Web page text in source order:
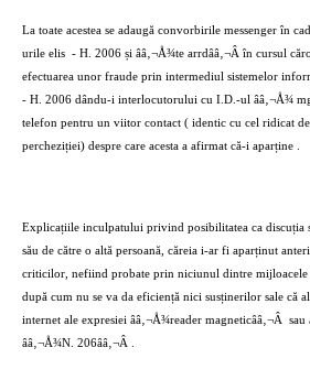
La toate acestea se adaugă convorbirile messenger în
urile elis - H. 2006 și ââ‚¬Å¾te arrdââ‚¬Â în cursul
efectuarea unor fraude prin intermediul sistemelor
- H. 2006 dându-i interlocutorului cu I.D.-ul ââ‚¬Å¾
telefon pentru un viitor contact ( identic cu cel ridicat
percheziției) despre care acesta a afirmat că-i aparține .
Explicațiile inculpatului privind posibilitatea ca discuția
său de către o altă persoană, căreia i-ar fi aparținut
criticilor, nefiind probate prin niciunul dintre mijloacele
după cum nu se va da eficiență nici susținerilor sale că
internet ale expresiei ââ‚¬Å¾reader magneticââ‚¬Â
sau
ââ‚¬Å¾N. 206ââ‚¬Â .